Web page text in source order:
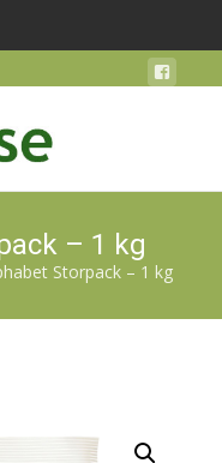
– 1 kg
Storpack – 1 kg